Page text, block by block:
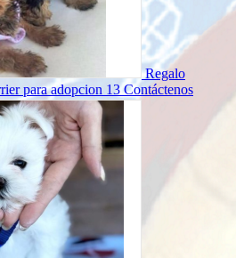
Regalo
para adopcion 13 Contáctenos